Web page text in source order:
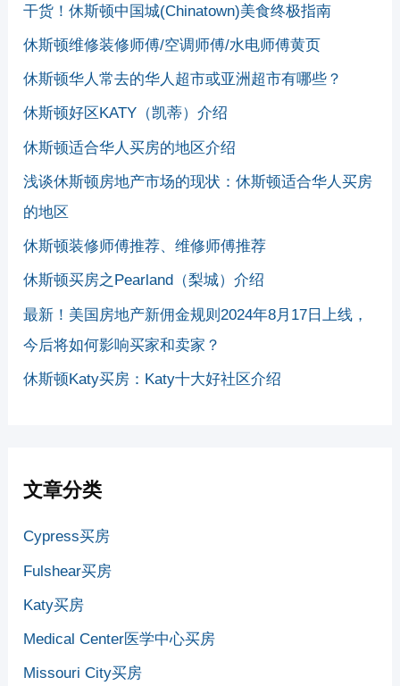
干货！休斯顿中国城(Chinatown)美食终极指南
休斯顿维修装修师傅/空调师傅/水电师傅黄页
休斯顿华人常去的华人超市或亚洲超市有哪些？
休斯顿好区KATY（凯蒂）介绍
休斯顿适合华人买房的地区介绍
浅谈休斯顿房地产市场的现状：休斯顿适合华人买房
的地区
休斯顿装修师傅推荐、维修师傅推荐
休斯顿买房之Pearland（梨城）介绍
最新！美国房地产新佣金规则2024年8月17日上线，
今后将如何影响买家和卖家？
休斯顿Katy买房：Katy十大好社区介绍
文章分类
Cypress买房
Fulshear买房
Katy买房
Medical Center医学中心买房
Missouri City买房